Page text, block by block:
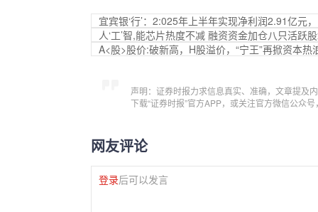
宜宾银‘行’：2:025年上半年实现净利润2.91亿元
人‘工’智,能芯片热度不减 融资资金加仓八只活跃
A<股>股价:破新高，H股溢价，“宁王”再掀资本热
声明：证券时报力求信息真实、准确，文章提及
下载“证券时报”官方APP，或关注官方微信公众
网友评论
登录后可以发言